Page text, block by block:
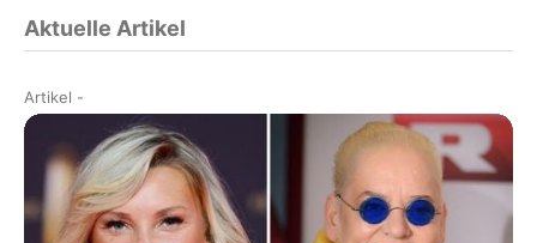
Aktuelle Artikel
Artikel -